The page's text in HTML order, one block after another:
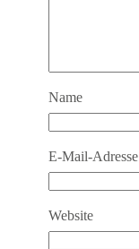
Name
E-Mail-Adresse
Website